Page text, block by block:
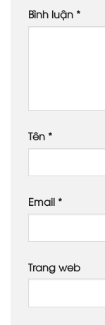
Bình luận *
Tên *
Email *
Trang web